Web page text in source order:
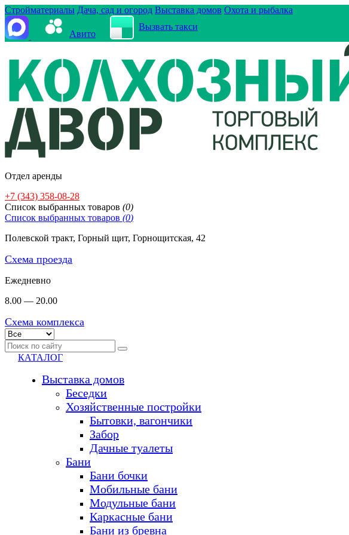
Стройматериалы Дача, сад и огород Выставка домов Охота и рыбалка
Авито
Вызвать такси
Отдел аренды
+7 (343) 358-08-28
Cписок выбранных товаров (0)
Cписок выбранных товаров (0)
Полевской тракт, Горный щит, Горнощитская, 42
Схема проезда
Ежедневно
8.00 — 20.00
Схема комплекса
КАТАЛОГ
Выставка домов
Беседки
Хозяйственные постройки
Бытовки, вагончики
Забор
Дачные туалеты
Бани
Бани бочки
Мобильные бани
Модульные бани
Каркасные бани
Бани из бревна